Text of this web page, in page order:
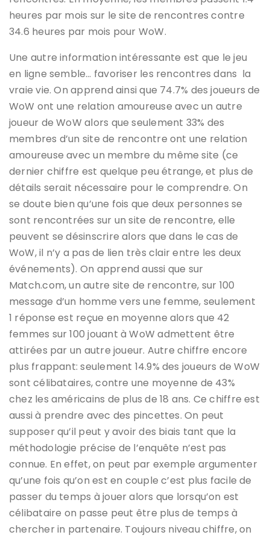
heures par mois sur le site de rencontres contre
34.6 heures par mois pour WoW.
Une autre information intéressante est que le jeu
en ligne semble… favoriser les rencontres dans la
vraie vie. On apprend ainsi que 74.7% des joueurs de
WoW ont une relation amoureuse avec un autre
joueur de WoW alors que seulement 33% des
membres d’un site de rencontre ont une relation
amoureuse avec un membre du même site (ce
dernier chiffre est quelque peu étrange, et plus de
détails serait nécessaire pour le comprendre. On
se doute bien qu’une fois que deux personnes se
sont rencontrées sur un site de rencontre, elle
peuvent se désinscrire alors que dans le cas de
WoW, il n’y a pas de lien très clair entre les deux
événements). On apprend aussi que sur
Match.com, un autre site de rencontre, sur 100
message d’un homme vers une femme, seulement
1 réponse est reçue en moyenne alors que 42
femmes sur 100 jouant à WoW admettent être
attirées par un autre joueur. Autre chiffre encore
plus frappant: seulement 14.9% des joueurs de WoW
sont célibataires, contre une moyenne de 43%
chez les américains de plus de 18 ans. Ce chiffre est
aussi à prendre avec des pincettes. On peut
supposer qu’il peut y avoir des biais tant que la
méthodologie précise de l’enquête n’est pas
connue. En effet, on peut par exemple argumenter
qu’une fois qu’on est en couple c’est plus facile de
passer du temps à jouer alors que lorsqu’on est
célibataire on passe peut être plus de temps à
chercher in partenaire. Toujours niveau chiffre, on